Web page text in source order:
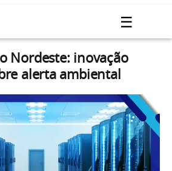
☰
Nordeste: inovação
alerta ambiental